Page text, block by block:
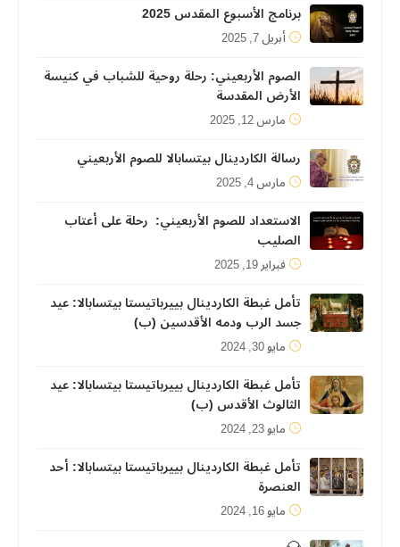
برنامج الأسبوع المقدس 2025
أبريل 7, 2025
الصوم الأربعيني: رحلة روحية للشباب في كنيسة
الأرض المقدسة
مارس 12, 2025
رسالة الكاردينال بيتسابالا للصوم الأربعيني
مارس 4, 2025
الاستعداد للصوم الأربعيني: رحلة على أعتاب
الصليب
فبراير 19, 2025
تأمل غبطة الكاردينال بييرباتيستا بيتسابالا: عيد
جسد الرب ودمه الأقدسين (ب)
مايو 30, 2024
تأمل غبطة الكاردينال بييرباتيستا بيتسابالا: عيد
الثالوث الأقدس (ب)
مايو 23, 2024
تأمل غبطة الكاردينال بييرباتيستا بيتسابالا: أحد
العنصرة
مايو 16, 2024